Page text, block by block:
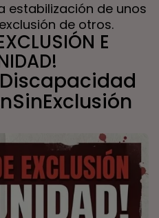
estabilización de unos
de otros.
E